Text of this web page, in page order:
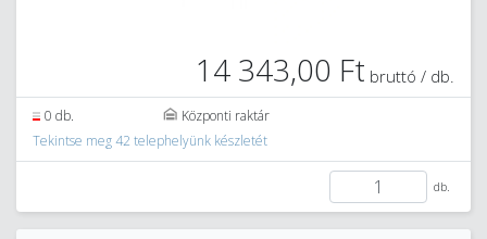
14 343,00 Ft bruttó / db.
0 db.
Központi raktár
Tekintse meg 42 telephelyünk készletét
db.